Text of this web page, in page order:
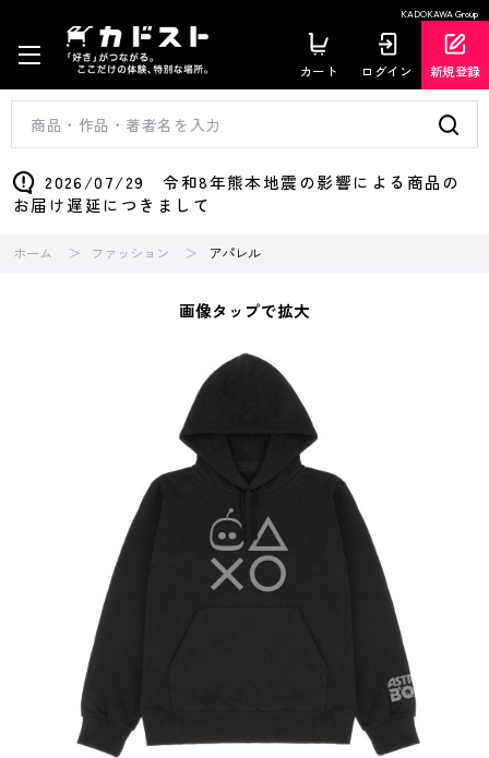
KADOKAWA Group
カート ログイン 新規登録
2026/07/29 令和8年熊本地震の影響による商品の
お届け遅延につきまして
ホーム ファッション アパレル
画像タップで拡大